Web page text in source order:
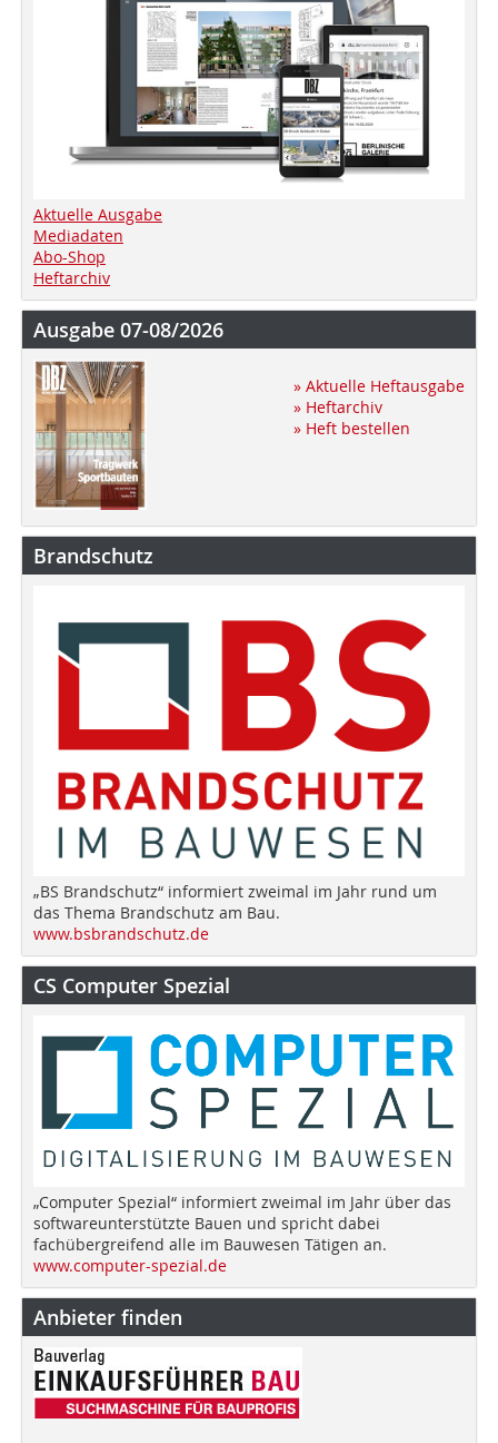
Aktuelle Ausgabe
Mediadaten
Abo-Shop
Heftarchiv
Ausgabe 07-08/2026
» Aktuelle Heftausgabe
» Heftarchiv
» Heft bestellen
Brandschutz
„BS Brandschutz“ informiert zweimal im Jahr rund um
das Thema Brandschutz am Bau.
www.bsbrandschutz.de
CS Computer Spezial
„Computer Spezial“ informiert zweimal im Jahr über das
softwareunterstützte Bauen und spricht dabei
fachübergreifend alle im Bauwesen Tätigen an.
www.computer-spezial.de
Anbieter finden